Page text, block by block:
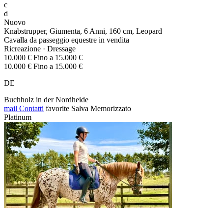
c
d
Nuovo
Knabstrupper, Giumenta, 6 Anni, 160 cm, Leopard
Cavalla da passeggio equestre in vendita
Ricreazione · Dressage
10.000 € Fino a 15.000 €
10.000 € Fino a 15.000 €
DE
Buchholz in der Nordheide
mail Contatti favorite Salva Memorizzato
Platinum